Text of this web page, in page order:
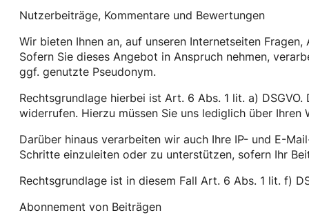
Nutzerbeiträge, Kommentare und Bewertungen
Wir bieten Ihnen an, auf unseren Internetseiten
Sofern Sie dieses Angebot in Anspruch nehmen,
ggf. genutzte Pseudonym.
Rechtsgrundlage hierbei ist Art. 6 Abs. 1 lit. a)
widerrufen. Hierzu müssen Sie uns lediglich über Ihren
Darüber hinaus verarbeiten wir auch Ihre IP- und E-
Schritte einzuleiten oder zu unterstützen, sofern Ihr
Rechtsgrundlage ist in diesem Fall Art. 6 Abs. 1 lit. f)
Abonnement von Beiträgen